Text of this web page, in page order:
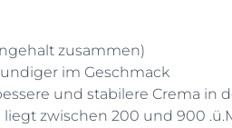
zusammen)
im Geschmack
und stabilere Crema in
zwischen 200 und 900